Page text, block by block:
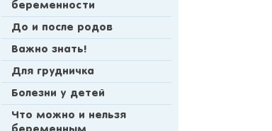
беременности
До и после родов
Важно знать!
Для грудничка
Болезни у детей
Что можно и нельзя